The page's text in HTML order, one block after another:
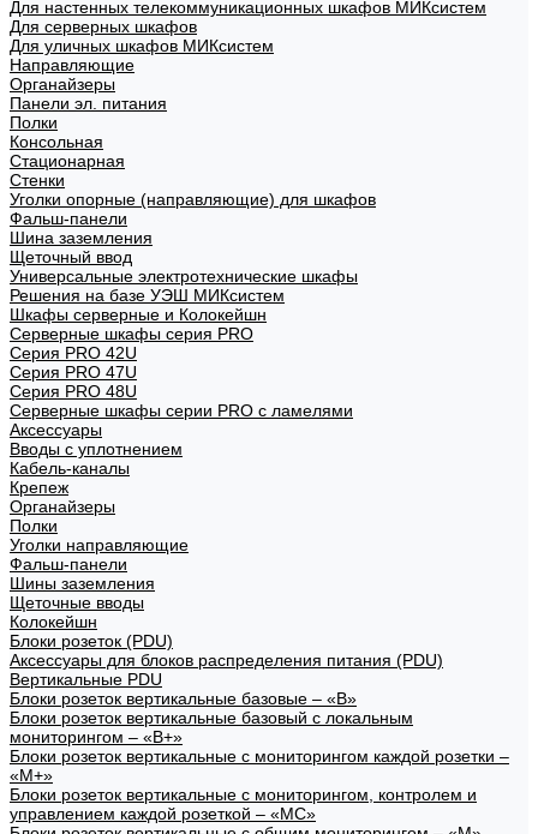
Для настенных телекоммуникационных шкафов МИКсистем
Для серверных шкафов
Для уличных шкафов МИКсистем
Направляющие
Органайзеры
Панели эл. питания
Полки
Консольная
Стационарная
Стенки
Уголки опорные (направляющие) для шкафов
Фальш-панели
Шина заземления
Щеточный ввод
Универсальные электротехнические шкафы
Решения на базе УЭШ МИКсистем
Шкафы серверные и Колокейшн
Серверные шкафы серия PRO
Серия PRO 42U
Серия PRO 47U
Серия PRO 48U
Серверные шкафы серии PRO с ламелями
Аксессуары
Вводы с уплотнением
Кабель-каналы
Крепеж
Органайзеры
Полки
Уголки направляющие
Фальш-панели
Шины заземления
Щеточные вводы
Колокейшн
Блоки розеток (PDU)
Аксессуары для блоков распределения питания (PDU)
Вертикальные PDU
Блоки розеток вертикальные базовые – «В»
Блоки розеток вертикальные базовый с локальным
мониторингом – «В+»
Блоки розеток вертикальные с мониторингом каждой розетки –
«М+»
Блоки розеток вертикальные с мониторингом, контролем и
управлением каждой розеткой – «МС»